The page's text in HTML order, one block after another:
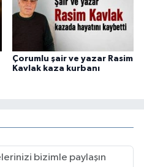
Çorumlu şair ve yazar Rasim
Kavlak kaza kurbanı